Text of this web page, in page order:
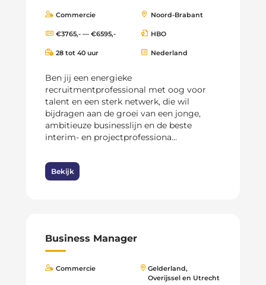
Commercie Noord-Brabant
€3765,- — €6595,- HBO
28 tot 40 uur Nederland
Ben jij een energieke
recruitmentprofessional met oog voor
talent en een sterk netwerk, die wil
bijdragen aan de groei van een jonge,
ambitieuze businesslijn en de beste
interim- en projectprofessiona...
Bekijk
Business Manager
Commercie
Gelderland,
Overijssel en Utrecht